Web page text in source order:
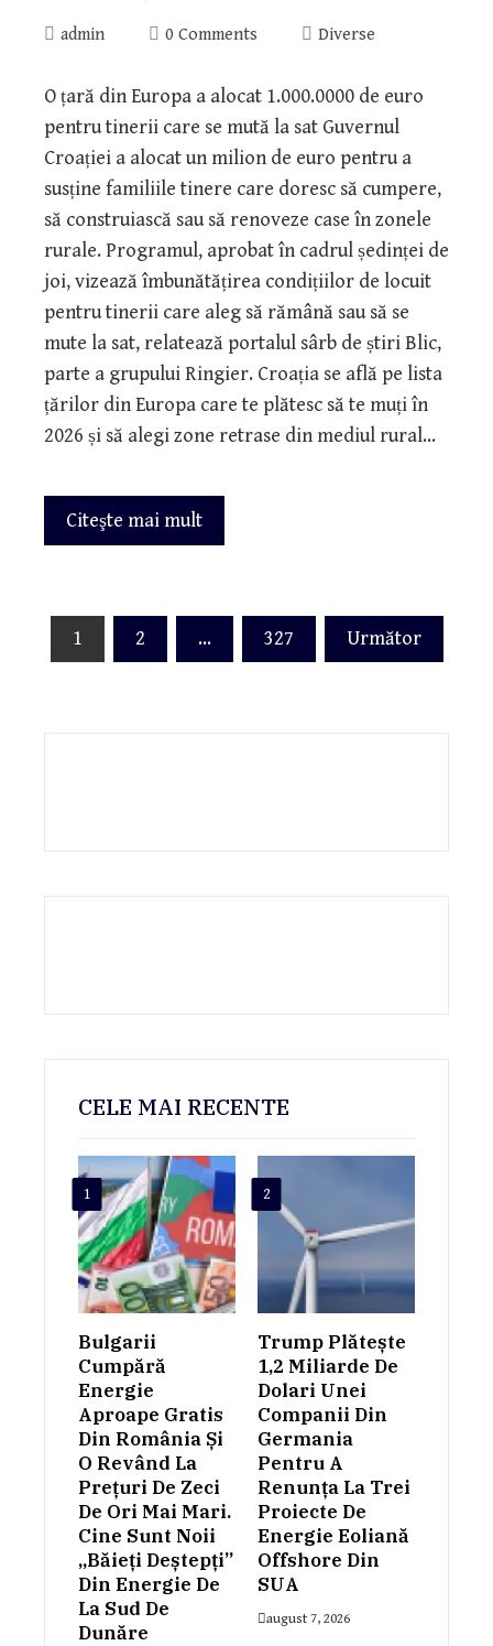
admin 0 Comments Diverse
O țară din Europa a alocat 1.000.0000 de euro
pentru tinerii care se mută la sat Guvernul
Croației a alocat un milion de euro pentru a
susține familiile tinere care doresc să cumpere,
să construiască sau să renoveze case în zonele
rurale. Programul, aprobat în cadrul ședinței de
joi, vizează îmbunătățirea condițiilor de locuit
pentru tinerii care aleg să rămână sau să se
mute la sat, relatează portalul sârb de știri Blic,
parte a grupului Ringier. Croația se află pe lista
țărilor din Europa care te plătesc să te muți în
2026 și să alegi zone retrase din mediul rural…
Citeşte mai mult
Paginație
1 2 … 327 Următor
CELE MAI RECENTE
1
Bulgarii
Cumpără
Energie
Aproape Gratis
Din România Și
O Revând La
Prețuri De Zeci
De Ori Mai Mari.
Cine Sunt Noii
„băieți Deștepți”
Din Energie De
La Sud De
Dunăre
2
Trump Plătește
1,2 Miliarde De
Dolari Unei
Companii Din
Germania
Pentru A
Renunța La Trei
Proiecte De
Energie Eoliană
Offshore Din
SUA
august 7, 2026